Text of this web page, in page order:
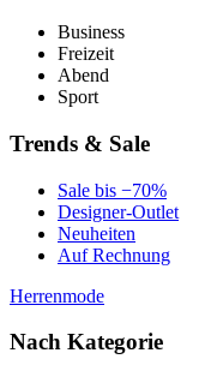
Business
Freizeit
Abend
Sport
Trends & Sale
Sale bis −70%
Designer-Outlet
Neuheiten
Auf Rechnung
Herrenmode
Nach Kategorie